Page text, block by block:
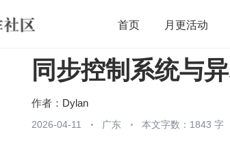
首页 月更活动
开源 架构 OpenHarmony
同步控制系统与
作者： Dylan
2026-04-11 广东 本文字数：1843 字